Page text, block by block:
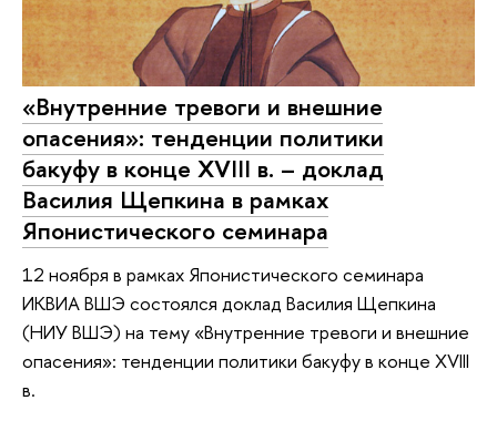
«Внутренние тревоги и внешние
опасения»: тенденции политики
бакуфу в конце XVIII в. – доклад
Василия Щепкина в рамках
Японистического семинара
12 ноября в рамках Японистического семинара
ИКВИА ВШЭ состоялся доклад Василия Щепкина
(НИУ ВШЭ) на тему «Внутренние тревоги и внешние
опасения»: тенденции политики бакуфу в конце XVIII
в.